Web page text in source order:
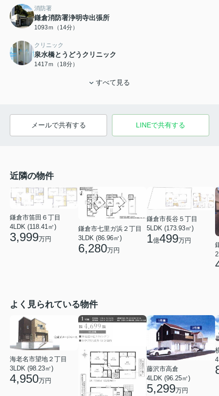
消防署
鎌倉消防署浄明寺出張所
1093ｍ（14分）
クリニック
泉水橋とうどうクリニック
1417ｍ（18分）
すべて見る
メールで共有する LINEで共有する
近隣の物件
鎌倉市笛田６丁目
4LDK (118.41㎡)
3,999万円
鎌倉市七里ガ浜２丁目
3LDK (86.96㎡)
6,280万円
鎌倉市長谷５丁目
5LDK (173.93㎡)
1億499万円
よく見られている物件
海老名市望地２丁目
3LDK (98.23㎡)
4,950万円
藤沢市高倉
4LDK (96.25㎡)
5,299万円